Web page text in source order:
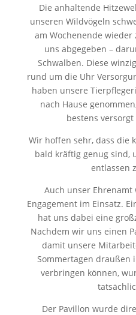
Die anhaltende
unseren Wildvögeln
am Wochenende wieder
uns abgegeben –
Schwalben. Diese
rund um die Uhr
haben unsere
nach Hause
bestens
Wir hoffen sehr, dass die
bald kräftig genug sind,
entlassen
Auch unser
Engagement im Einsatz.
hat uns dabei eine
Nachdem wir uns einen
damit unsere
Sommertagen draußen
verbringen können,
Der Pavillon wurde